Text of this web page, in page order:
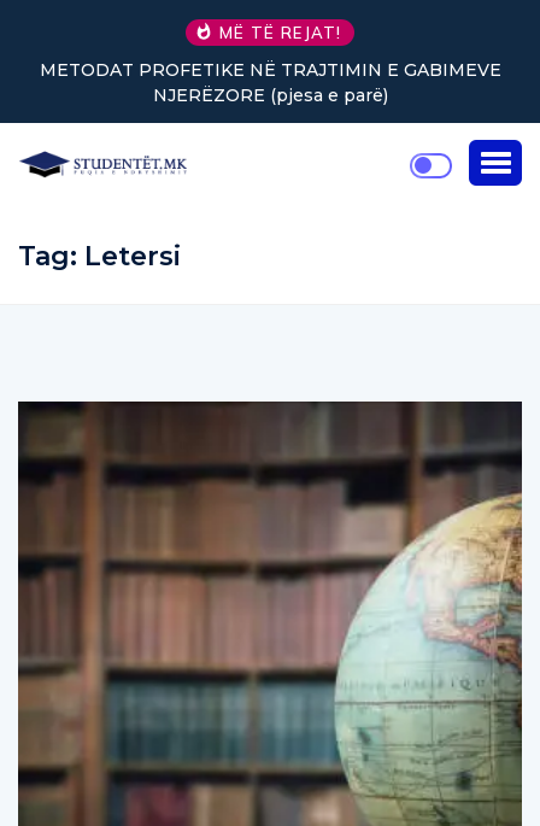
MË TË REJAT!
Nuk keni vullnet për të punuar? Tre truke të vogla
rikthejnë energjinë
Tag: Letersi